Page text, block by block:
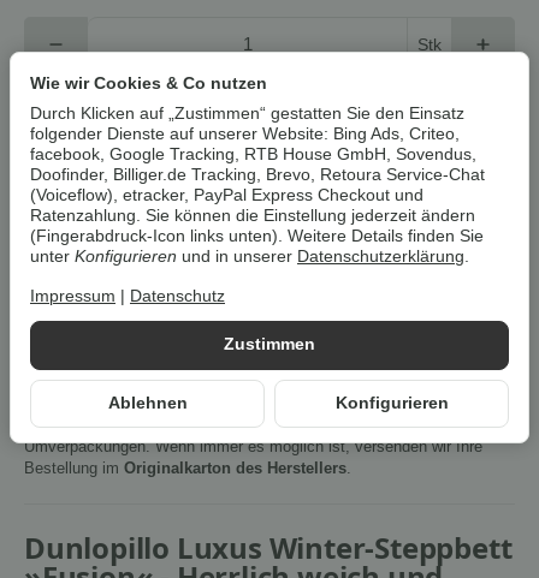
Stk
In den Warenkorb
Cookies erlauben
Artikelnummer: 5905428029075Z8
HAN: 100316971002
Kategorie:
Matratzen & Bettwaren
Beschreibung
Um dieUmwelt zu schonen, vermeiden wir aufwendige
Umverpackungen. Wenn immer es möglich ist, versenden wir Ihre
Bestellung im Originalkarton des Herstellers
Dunlopillo Luxus Winter-Steppbett
Zustimmen
Ablehnen Konfigurieren
Wie wir Cookies & Co nutzen
Durch Klicken auf „Zustimmen“ gestatten Sie den Einsatz
folgender Dienste auf unserer Website: Bing Ads, Criteo,
facebook, Google Tracking, RTB House GmbH, Sovendus,
Doofinder, Billiger.de Tracking, Brevo, Retoura Service-Chat
(Voiceflow), etracker, PayPal Express Checkout und
Ratenzahlung. Sie können die Einstellung jederzeit ändern
(Fingerabdruck-Icon links unten). Weitere Details finden Sie
unter Konfigurieren und in unserer Datenschutzerklärung.
Impressum Datenschutz